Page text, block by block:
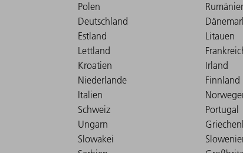
Polen
Deutschland
Estland
Litauen
Lettland
Kroatien
Irland
Niederlande
Finnland
Italien
Schweiz
Portugal
Ungarn
Slowakei